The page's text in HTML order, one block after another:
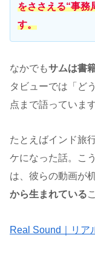
をささえる“事務
す。
なかでもサムは書
タビューでは「ど
点まで語っています
たとえばインド旅
ケになった話。こ
は、彼らの動画が
から生まれている
Real Sound｜リア